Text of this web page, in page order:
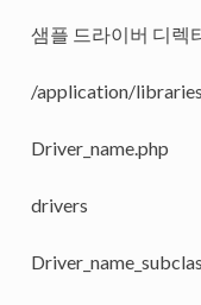
샘플 드라이버 디렉
/application/
Driver_name.php
drivers